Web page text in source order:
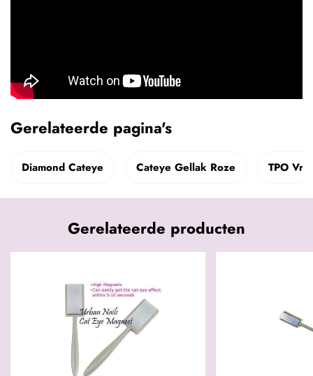
Gerelateerde pagina's
Diamond Cateye Cateye Gellak Roze TPO
Gerelateerde producten